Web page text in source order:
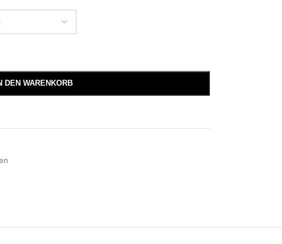
DEN WARENKORB